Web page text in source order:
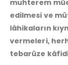
muhterem
edilmesi ve
lâhikaların
vermeleri,
tebarüze